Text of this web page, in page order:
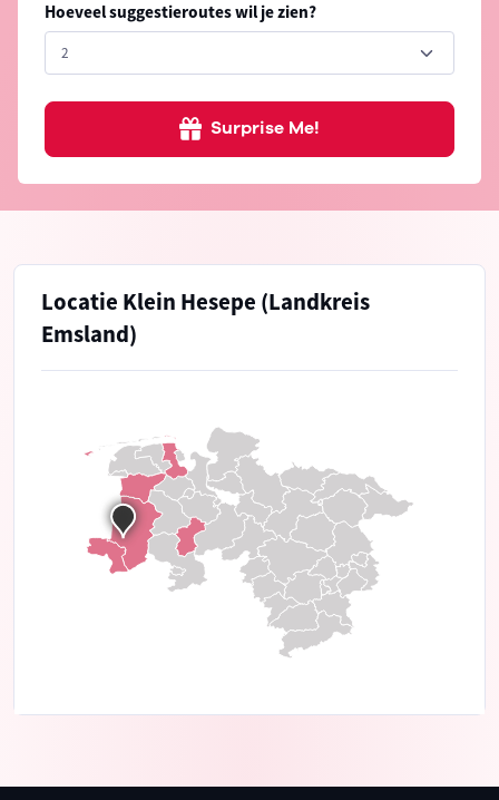
Hoeveel suggestieroutes wil je zien?
Surprise Me!
Locatie Klein Hesepe (Landkreis
Emsland)